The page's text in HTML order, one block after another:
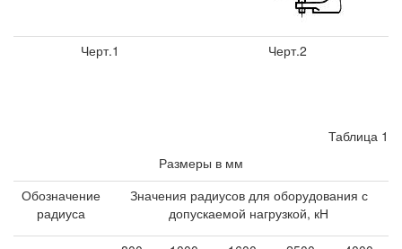
Черт.1 Черт.2
Таблица 1
Размеры в мм
Обозначение
радиуса
Значения радиусов для оборудования с
допускаемой нагрузкой, кН